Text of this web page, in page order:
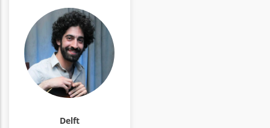
Delft